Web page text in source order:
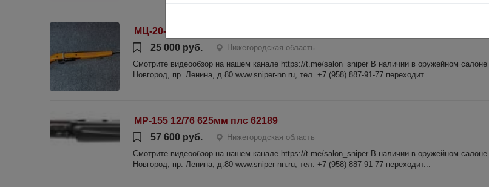
МЦ-20-01 к.20/70 №002451
25 000 руб.
Нижегородская область
Смотрите видеообзор на нашем канале https://t.me/salon_sniper В наличии в оружейном
Новгород, пр. Ленина, д.80 www.sniper-nn.ru, тел. +7 (958) 887-91-77 переходит...
МР-155 12/76 625мм плс 62189
57 600 руб.
Нижегородская область
Смотрите видеообзор на нашем канале https://t.me/salon_sniper В наличии в оружейном
Новгород, пр. Ленина, д.80 www.sniper-nn.ru, тел. +7 (958) 887-91-77 переходит...